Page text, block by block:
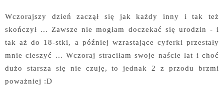
Wczorajszy dzień zaczął się jak każdy inny i tak też
skończył ... Zawsze nie mogłam doczekać się urodzin - i
tak aż do 18-stki, a później wzrastające cyferki przestały
mnie cieszyć ... Wczoraj straciłam swoje naście lat i choć
dużo starsza się nie czuję, to jednak 2 z przodu brzmi
poważniej :D